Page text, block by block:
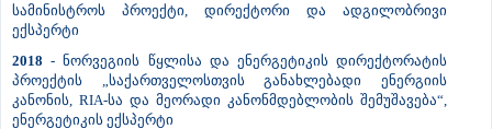
სამინისტროს პროექტი, დირექტორი და ადგილობრივი
ექსპერტი
2018 - ნორვეგიის წყლისა და ენერგეტიკის დირექტორატის
პროექტის „საქართველოსთვის განახლებადი ენერგიის
კანონის, RIA-სა და მეორადი კანონმდებლობის შემუშავება“,
ენერგეტიკის ექსპერტი